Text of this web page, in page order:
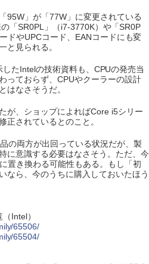
95W」が「77W」に変更されている
「SR0PL」（i7-3770K）や「SR0P
ドやUPCコード、EANコードにも変
と見られる。
たIntelの技術資料も、CPUの発売当
っておらず、CPUやクーラーの設計
はなさそうだ。
が、ショップによればCore i5シリー
正されているとのこと。
の両方が出回っている状況だが、製
に意識する必要はなさそう。ただ、今
置き換わる可能性もある。もし「初
なら、今のうちに購入しておいたほう
Intel）
65506/
65504/